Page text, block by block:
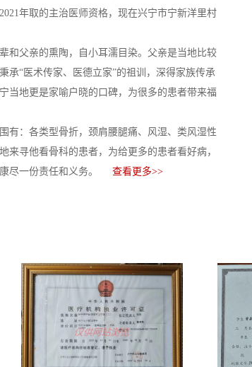
年取的主治医师资格，现在兴宁市宁新洋里村
和父亲的熏陶，自小耳濡目染。父亲是当地比较
承“医术传家、医德立家”的祖训，深得家族传承
当地更是家喻户晓的口碑，为很多的患者带来福
有：各类型骨折，颈肩腰腿痛、风湿、类风湿性
寻他看骨科的患者，为给更多的患者看好病，
尽一份责任和义务。
查看更多>>